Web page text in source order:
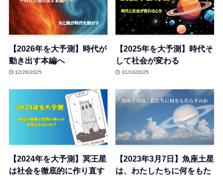
【2026年を大予測】時代が
動き出す本編へ
12/26/2025
【2025年を大予測】時代そ
して社会が変わる
01/10/2025
【2024年を大予測】冥王星
は社会を徹底的に作り直す
【2023年3月7日】魚座土星
は、わたしたちに何をもた